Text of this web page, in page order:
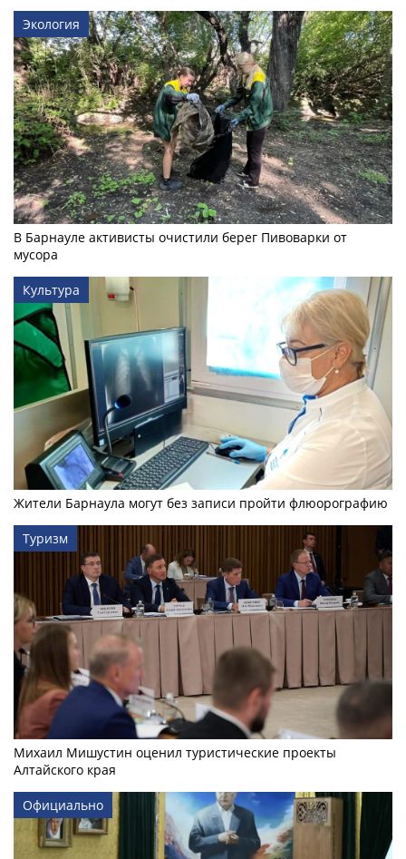
Экология
В Барнауле активисты очистили берег Пивоварки от
мусора
Культура
Жители Барнаула могут без записи пройти флюорографию
Туризм
Михаил Мишустин оценил туристические проекты
Алтайского края
Официально